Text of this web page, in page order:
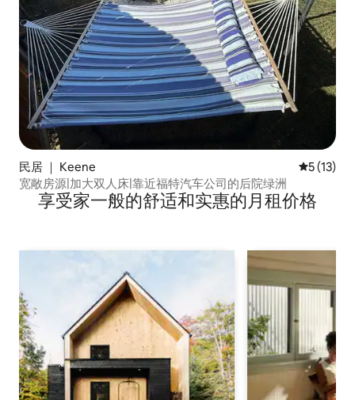
民居 ｜ Keene 平均评分
5 (13)
宽敞房源|加大双人床|靠近福特汽车公司的后院绿洲
享受家一般的舒适和实惠的月租价格